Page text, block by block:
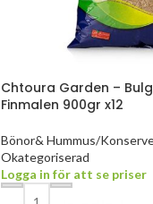
Chtoura Garden –
Finmalen 900gr x12
Bönor& Hummus/
Okategoriserad
Logga in för att se priser